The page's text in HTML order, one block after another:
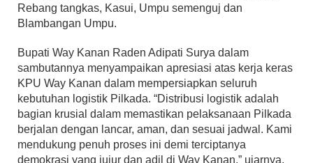
Rebang tangkas, Kasui, Umpu semenguj dan
Blambangan Umpu.
Bupati Way Kanan Raden Adipati Surya dalam
sambutannya menyampaikan apresiasi atas kerja keras
KPU Way Kanan dalam mempersiapkan seluruh
kebutuhan logistik Pilkada. “Distribusi logistik adalah
bagian krusial dalam memastikan pelaksanaan Pilkada
berjalan dengan lancar, aman, dan sesuai jadwal. Kami
mendukung penuh proses ini demi terciptanya
demokrasi yang jujur dan adil di Way Kanan,” ujarnya.